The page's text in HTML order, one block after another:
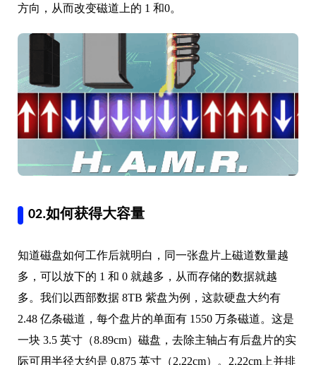
方向，从而改变磁道上的 1 和0。
02.如何获得大容量
知道磁盘如何工作后就明白，同一张盘片上磁道数量越
多，可以放下的 1 和 0 就越多，从而存储的数据就越
多。我们以西部数据 8TB 紫盘为例，这款硬盘大约有
2.48 亿条磁道，每个盘片的单面有 1550 万条磁道。这是
一块 3.5 英寸（8.89cm）磁盘，去除主轴占有后盘片的实
际可用半径大约是 0.875 英寸（2.22cm）。2.22cm上并排